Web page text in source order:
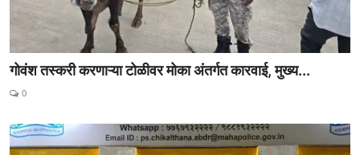
गोवंश तस्करी करणाऱ्या टोळीवर मोका अंतर्गत कारवाई, मुख्य...
0